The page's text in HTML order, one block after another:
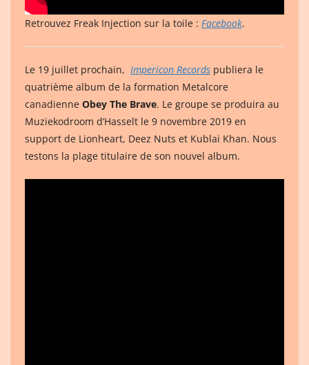
Retrouvez Freak Injection sur la toile : Facebook.
Le 19 juillet prochain, Impericon Records publiera le
quatrième album de la formation Metalcore
canadienne Obey The Brave. Le groupe se produira au
Muziekodroom d’Hasselt le 9 novembre 2019 en
support de Lionheart, Deez Nuts et Kublai Khan. Nous
testons la plage titulaire de son nouvel album.